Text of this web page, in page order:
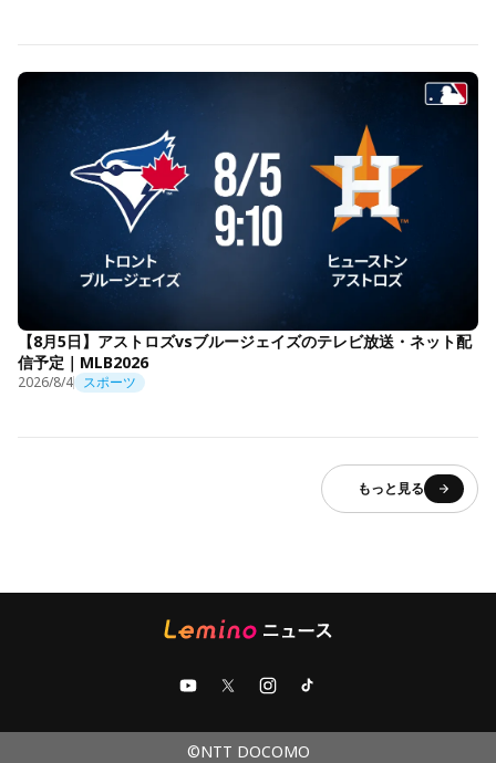
【8月5日】アストロズvsブルージェイズのテレビ放送・ネット配
信予定｜MLB2026
2026/8/4 スポーツ
もっと見る
©NTT DOCOMO